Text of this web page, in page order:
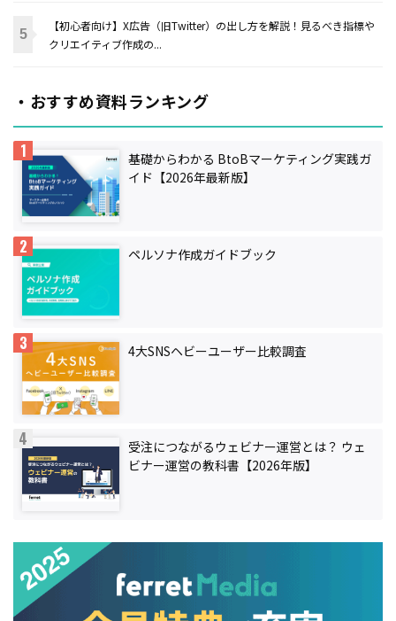
【初心者向け】X広告（旧Twitter）の出し方を解説！見るべき指標や
クリエイティブ作成の...
・おすすめ資料ランキング
基礎からわかる BtoBマーケティング実践ガ
イド【2026年最新版】
ペルソナ作成ガイドブック
4大SNSヘビーユーザー比較調査
受注につながるウェビナー運営とは？ ウェ
ビナー運営の教科書【2026年版】